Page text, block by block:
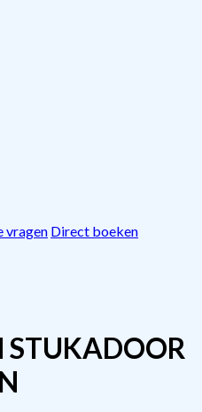
vragen Direct boeken
STUKADOOR